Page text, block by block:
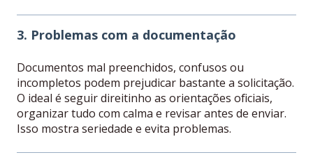
3. Problemas com a documentação
Documentos mal preenchidos, confusos ou
incompletos podem prejudicar bastante a solicitação.
O ideal é seguir direitinho as orientações oficiais,
organizar tudo com calma e revisar antes de enviar.
Isso mostra seriedade e evita problemas.